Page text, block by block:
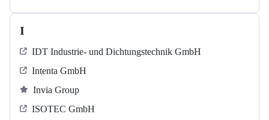
I
IDT Industrie- und Dichtungstechnik GmbH
Intenta GmbH
Invia Group
ISOTEC GmbH